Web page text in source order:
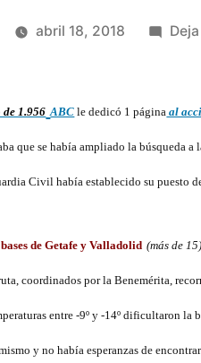
abril 18, 2018
de 1.956 ABCle dedicó 1 páginaal
que se había ampliado la búsqueda a
Civil había establecido su puesto
bases de Getafe y Valladolid (más de
coordinados por la Benemérita,
entre -9º y -14º dificultaron la
y no había esperanzas de